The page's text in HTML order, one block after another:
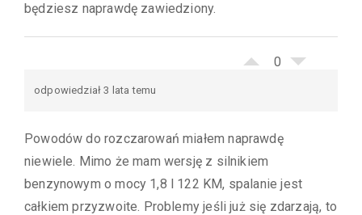
będziesz naprawdę zawiedziony.
0
odpowiedział 3 lata temu
Powodów do rozczarowań miałem naprawdę
niewiele. Mimo że mam wersję z silnikiem
benzynowym o mocy 1,8 l 122 KM, spalanie jest
całkiem przyzwoite. Problemy jeśli już się zdarzają, to